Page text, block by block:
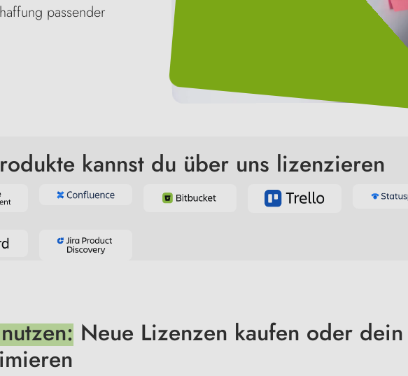
passender
kannst du über uns lizenzieren
Neue Lizenzen kaufen oder dein